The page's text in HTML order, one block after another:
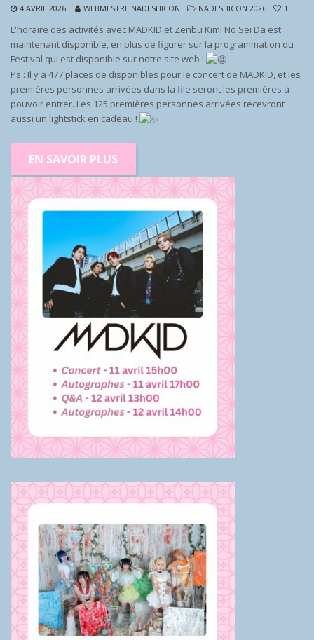
4 AVRIL 2026 WEBMESTRE NADESHICON NADESHICON 2026 1
L'horaire des activités avec MADKID et Zenbu Kimi No Sei Da est
maintenant disponible, en plus de figurer sur la programmation du
Festival qui est disponible sur notre site web !
Ps : Il y a 477 places de disponibles pour le concert de MADKID, et les
premières personnes arrivées dans la file seront les premières à
pouvoir entrer. Les 125 premières personnes arrivées recevront
aussi un lightstick en cadeau !
EN SAVOIR PLUS